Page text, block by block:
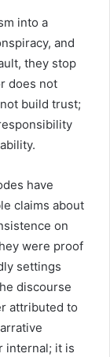
into a
and
they stop
does not
build trust;
have
claims about
on
were proof
settings
discourse
attributed to
internal; it is